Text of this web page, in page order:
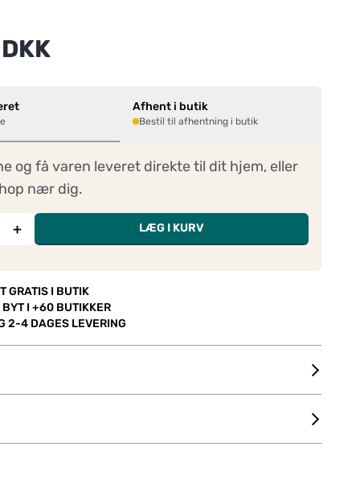
Afhent i butik
Bestil til afhentning i butik
og få varen leveret direkte til dit hjem, eller
nær dig.
+ LÆG I KURV
GRATIS I BUTIK
I +60 BUTIKKER
2-4 DAGES LEVERING